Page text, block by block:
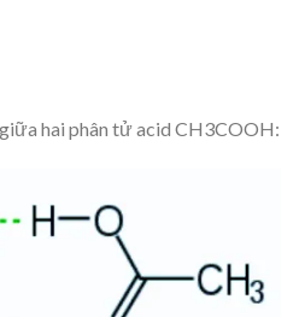
hai phân tử acid CH3COOH: